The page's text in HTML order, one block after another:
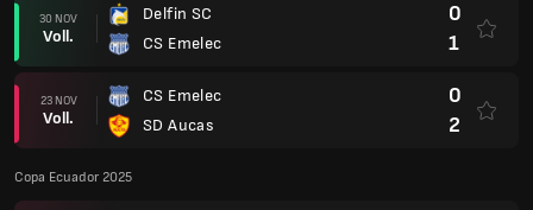
30 NOV
Voll.
Delfin SC
CS Emelec
0
1
23 NOV
Voll.
CS Emelec
SD Aucas
0
2
Copa Ecuador 2025